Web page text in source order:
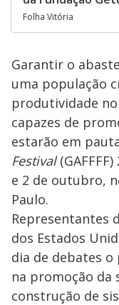
Folha Vitória
Garantir o
uma população
produtividade
capazes de
estarão em
Festival
e 2 de outubro,
Paulo.
Representantes
dos Estados
dia de debates
na promoção da
construção de